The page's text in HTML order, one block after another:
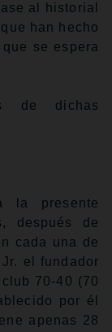
al historial
han hecho
se espera
de dichas
la presente
después de
cada una de
el fundador
70-40 (70
por él
apenas 28